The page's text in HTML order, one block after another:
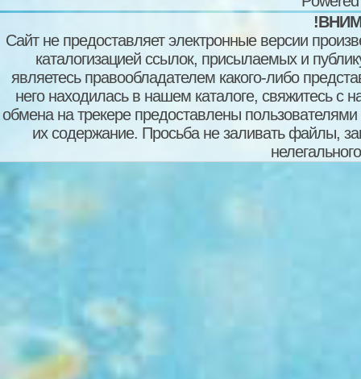
Сайт не предоставляет электронные версии
каталогизацией ссылок, присылаемых и
являетесь правообладателем какого-либо
него находилась в нашем каталоге, свяжитесь
обмена на трекере предоставлены пользователями
их содержание. Просьба не заливать файлы,